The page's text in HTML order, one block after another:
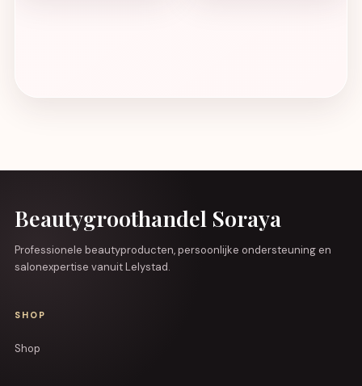
Beautygroothandel Soraya
Professionele beautyproducten, persoonlijke ondersteuning en
salonexpertise vanuit Lelystad.
SHOP
Shop